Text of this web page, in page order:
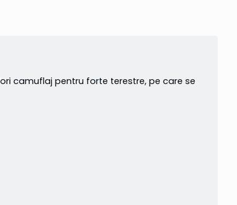
camuflaj pentru forte terestre, pe care se